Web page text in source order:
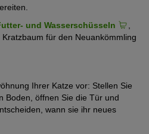
und Wasserschüsseln
für den Neuankömmling
Ihrer Katze vor: Stellen Sie
Boden, öffnen Sie die Tür und
wann sie ihr neues